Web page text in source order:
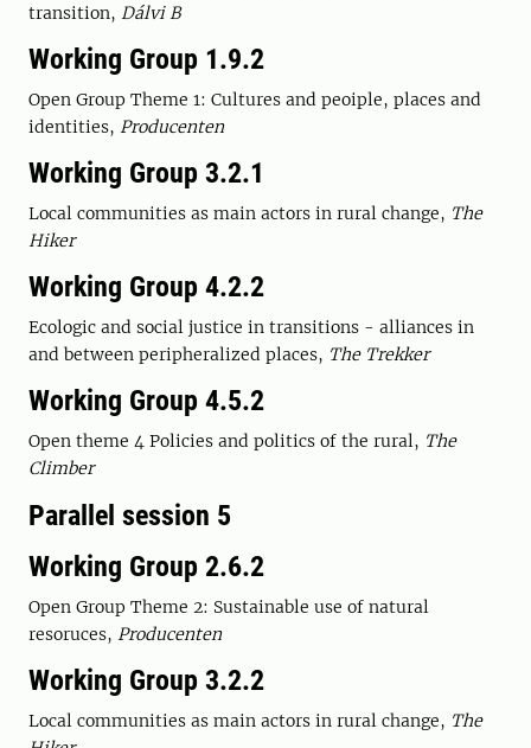
transition, Dálvi B
Working Group 1.9.2
Open Group Theme 1: Cultures and peoiple, places and
identities, Producenten
Working Group 3.2.1
Local communities as main actors in rural change, The
Hiker
Working Group 4.2.2
Ecologic and social justice in transitions - alliances in
and between peripheralized places, The Trekker
Working Group 4.5.2
Open theme 4 Policies and politics of the rural, The
Climber
Parallel session 5
Working Group 2.6.2
Open Group Theme 2: Sustainable use of natural
resoruces, Producenten
Working Group 3.2.2
Local communities as main actors in rural change, The